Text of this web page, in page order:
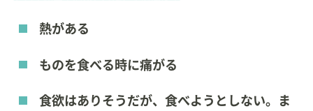
熱がある
ものを食べる時に痛がる
食欲はありそうだが、食べようとしない。ま